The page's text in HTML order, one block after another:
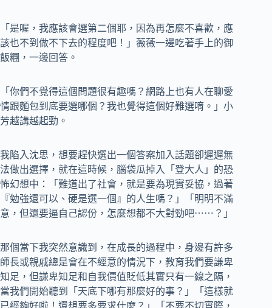
「是喔，我應該會選第二個耶，因為再怎麼不喜歡，應
該也不到做不下去的程度吧！」薇薇一邊吃著手上的御
飯糰，一邊回答。
「你們不覺得這個問題很有趣嗎？網路上也有人在聊愛
情跟麵包到底要選哪個？我也覺得這個好難選唷。」小
芳越講越起勁。
我陷入沈思，想要趕快選出一個答案加入話題卻遲遲無
法做出選擇，就在這時候，腦袋瓜掉入「登大人」的恐
怖幻想中：「難道出了社會，就是要為現實妥協，過著
『勉強還可以、硬是選一個』的人生嗎？」「明明不滿
意，但還要逼自己認份，怎麼想都不大對勁吧⋯⋯？」
那個當下我突然意識到，在成長的過程中，身邊有許多
師長或親戚總是會在不經意的情況下，教育我們要謙卑
知足，但謙卑知足和自我價值貶低其實只有一線之隔，
當我們開始聽到「天底下哪有那麼好的事？」「這樣就
已經夠好啦！還想要多要求什麼？」「不要不切實際，